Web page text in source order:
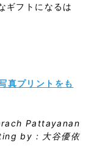
ギフトになるは
真プリントをも
Pattayanan
by : 大谷優依